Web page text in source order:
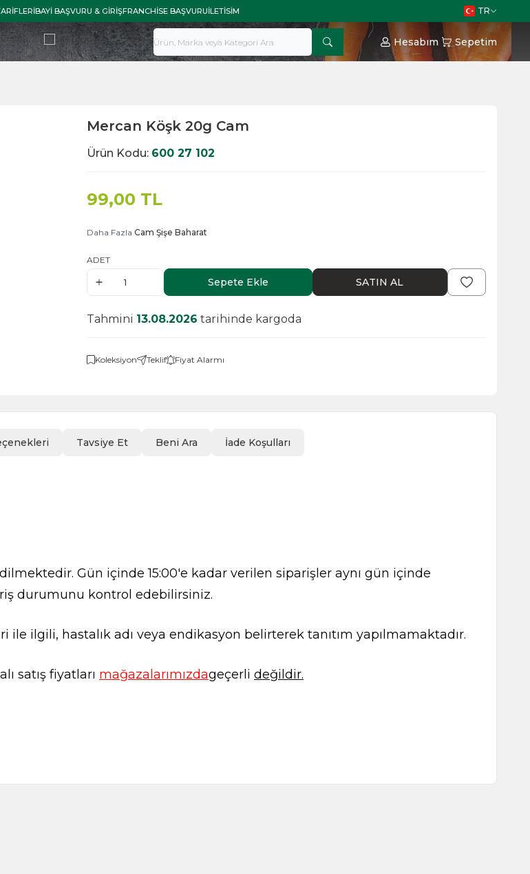
BAYI BAŞVURU & GIRIŞFRANCHISE BAŞVURUİLETISIM TR
Hesabım Sepetim
Mercan Köşk 20g Cam
Ürün Kodu: 600 27 102
99,00 TL
Daha Fazla Cam Şişe Baharat
ADET
Sepete Ekle SATIN AL
Tahmini 13.08.2026 tarihinde kargoda
Koleksiyon Teklif Fiyat Alarmı
Tavsiye Et Beni Ara İade Koşulları
Gün içinde 15:00'e kadar verilen siparişler aynı gün içinde
durumunu kontrol edebilirsiniz.
ilgili, hastalık adı veya endikasyon belirterek tanıtım yapılmamaktadır.
satış fiyatları mağazalarımızdageçerli değildir.